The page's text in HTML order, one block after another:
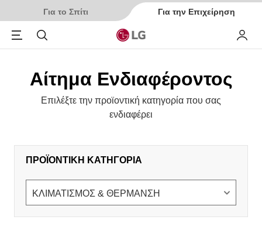
Για το Σπίτι Για την Επιχείρηση
Αναζήτηση My LG
Αίτημα Ενδιαφέροντος
Επιλέξτε την προϊοντική κατηγορία που σας
ενδιαφέρει
ΠΡΟΪΟΝΤΙΚΗ ΚΑΤΗΓΟΡΙΑ